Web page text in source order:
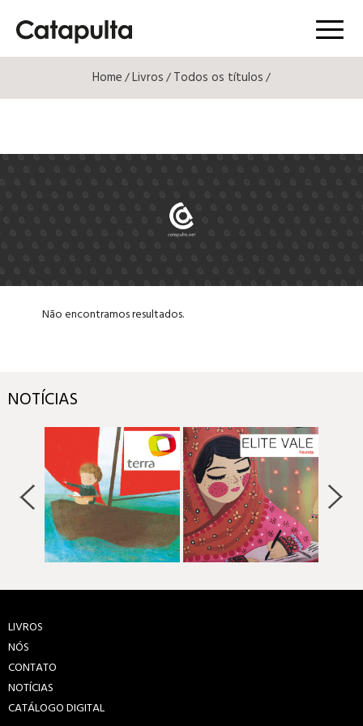
Menú
Home/Livros/Todos os títulos/
Não encontramos resultados.
NOTÍCIAS
LIVROS
NÓS
CONTATO
NOTÍCIAS
CATÁLOGO DIGITAL